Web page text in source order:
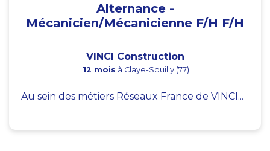
Alternance -
Mécanicien/Mécanicienne F/H F/H
VINCI Construction
12 mois à Claye-Souilly (77)
Au sein des métiers Réseaux France de VINCI...